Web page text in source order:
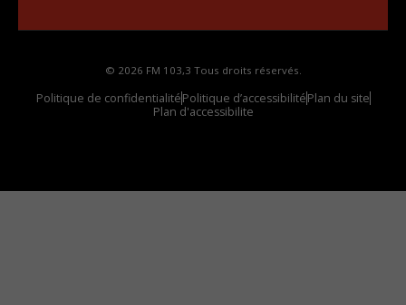
© 2026 FM 103,3 Tous droits réservés.
Politique de confidentialitéPolitique d’accessibilitéPlan du site
Plan d'accessibilite